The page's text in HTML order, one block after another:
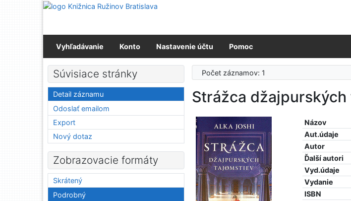
Prejsť na obsah
Vyhľadávanie Konto Nastavenie účtu Pomoc
Počet záznamov: 1
Strážca
Názov
Aut.údaje
Autor
Ďalší autori
Vyd.údaje
Vydanie
ISBN
Súvisiace stránky
Detail záznamu
Odoslať emailom
Export
Nový dotaz
Zobrazovacie formáty
Skrátený
Podrobný